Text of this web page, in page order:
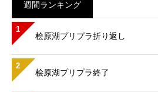
週間ランキング
1
桧原湖プリプラ折り返し
2
桧原湖プリプラ終了